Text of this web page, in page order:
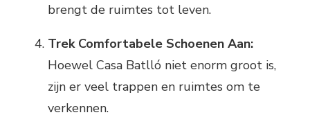
brengt de ruimtes tot leven.
Trek Comfortabele Schoenen Aan:
Hoewel Casa Batlló niet enorm groot is,
zijn er veel trappen en ruimtes om te
verkennen.